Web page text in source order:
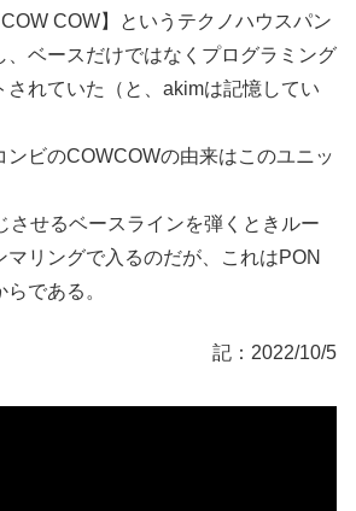
COW】というテクノハウスパン
、ベースだけではなくプログラミング
されていた（と、akimは記憶してい
ンビのCOWCOWの由来はこのユニッ
させるベースラインを弾くときルー
マリングで入るのだが、これはPON
である。
記：2022/10/5